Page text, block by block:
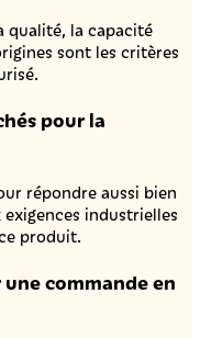
qualité, la capacité
sont les critères
pour la
répondre aussi bien
industrielles
produit.
commande en